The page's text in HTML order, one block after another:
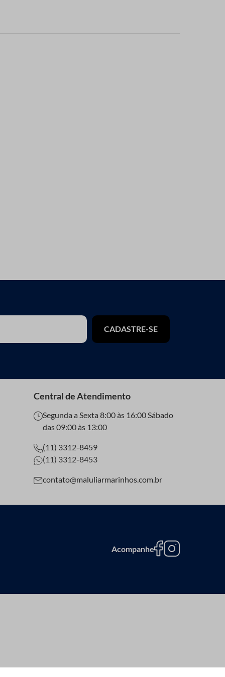
CADASTRE-SE
Central de Atendimento
Segunda a Sexta 8:00 às 16:00 Sábado
das 09:00 às 13:00
(11) 3312-8459
(11) 3312-8453
contato@maluliarmarinhos.com.br
Acompanhe